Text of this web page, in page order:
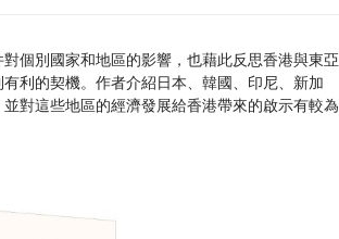
個別國家和地區的影響，也藉此反思香港與東亞
利的契機。作者介紹日本、韓國、印尼、新加
對這些地區的經濟發展給香港帶來的啟示有較為